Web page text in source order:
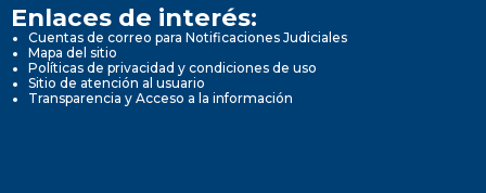
Enlaces de interés:
Cuentas de correo para Notificaciones Judiciales
Mapa del sitio
Políticas de privacidad y condiciones de uso
Sitio de atención al usuario
Transparencia y Acceso a la información